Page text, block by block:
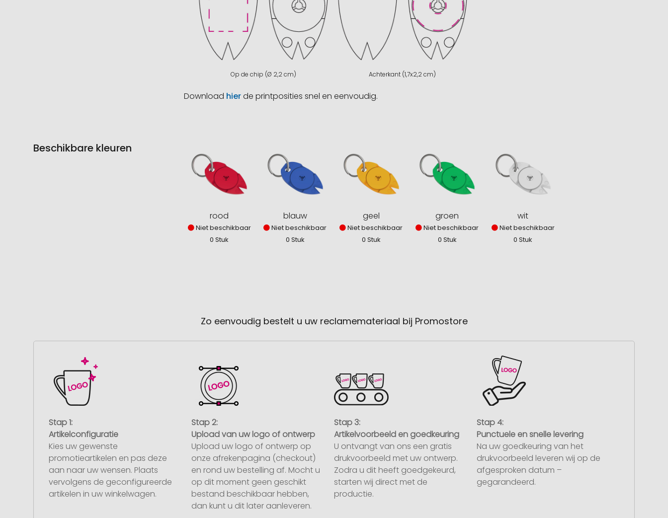
Op de chip (Ø 2,2 cm) Achterkant (1,7x2,2 cm)
Download hierde printposities snel en eenvoudig.
Beschikbare kleuren
rood
Niet beschikbaar
0 Stuk
blauw
Niet beschikbaar
0 Stuk
geel
Niet beschikbaar
0 Stuk
groen
Niet beschikbaar
0 Stuk
wit
Niet beschikbaar
0 Stuk
Zo eenvoudig bestelt u uw reclamemateriaal bij Promostore
Stap 1:
Artikelconfiguratie
Kies uw gewenste
promotieartikelen en pas deze
aan naar uw wensen. Plaats
vervolgens de geconfigureerde
artikelen in uw winkelwagen.
Stap 2:
Upload van uw logo of ontwerp
Upload uw logo of ontwerp op
onze afrekenpagina (checkout)
en rond uw bestelling af. Mocht u
op dit moment geen geschikt
bestand beschikbaar hebben,
dan kunt u dit later aanleveren.
Stap 3:
Artikelvoorbeeld en goedkeuring
U ontvangt van ons een gratis
drukvoorbeeld met uw ontwerp.
Zodra u dit heeft goedgekeurd,
starten wij direct met de
productie.
Stap 4:
Punctuele en snelle levering
Na uw goedkeuring van het
drukvoorbeeld leveren wij op de
afgesproken datum –
gegarandeerd.